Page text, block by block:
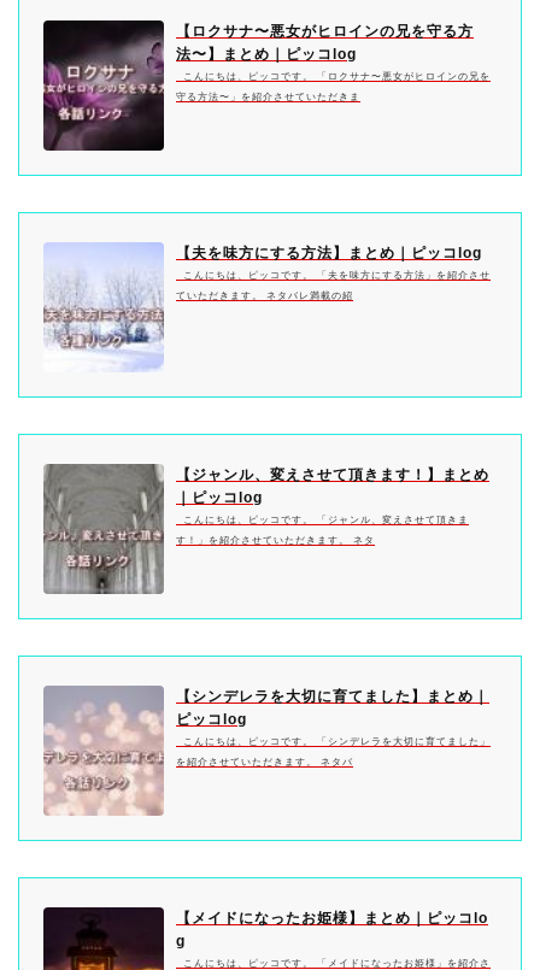
【ロクサナ〜悪女がヒロインの兄を守る方
法〜】まとめ｜ピッコlog
こんにちは、ピッコです。 「ロクサナ〜悪女がヒロインの兄を
守る方法〜」を紹介させていただきま
【夫を味方にする方法】まとめ｜ピッコlog
こんにちは、ピッコです。 「夫を味方にする方法」を紹介させ
ていただきます。 ネタバレ満載の紹
【ジャンル、変えさせて頂きます！】まとめ
｜ピッコlog
こんにちは、ピッコです。 「ジャンル、変えさせて頂きま
す！」を紹介させていただきます。 ネタ
【シンデレラを大切に育てました】まとめ｜
ピッコlog
こんにちは、ピッコです。 「シンデレラを大切に育てました」
を紹介させていただきます。 ネタバ
【メイドになったお姫様】まとめ｜ピッコlo
g
こんにちは、ピッコです。 「メイドになったお姫様」を紹介さ